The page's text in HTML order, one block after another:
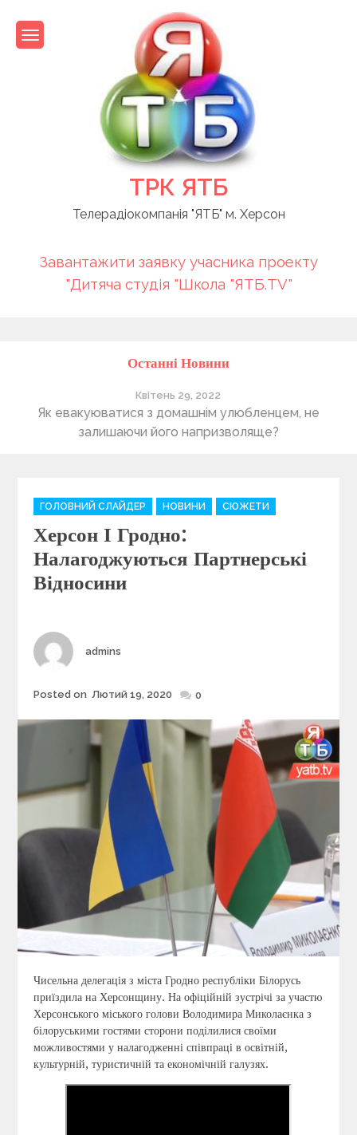
content
ТРК ЯТБ
Телерадіокомпанія "ЯТБ" м. Херсон
Завантажити заявку учасника проекту
"Дитяча студія "Школа "ЯТБ.TV"
Останні Новини
Квітень 29, 2022
Як евакуюватися з домашнім улюбленцем, не
залишаючи його напризволяще?
C
a
t
e
g
o
e
s
ГОЛОВНИЙ СЛАЙДЕР НОВИНИ СЮЖЕТИ
Херсон І Гродно:
Налагоджуються Партнерські
Відносини
Author
admins
Posted
Posted on Лютий 19, 2020 0
Чисельна делегація з міста Гродно республіки Білорусь
приїздила на Херсонщину. На офіційній зустрічі за участю
Херсонського міського голови Володимира Миколаєнка з
білоруськими гостями сторони поділилися своїми
можливостями у налагодженні співпраці в освітній,
культурній, туристичній та економічній галузях.